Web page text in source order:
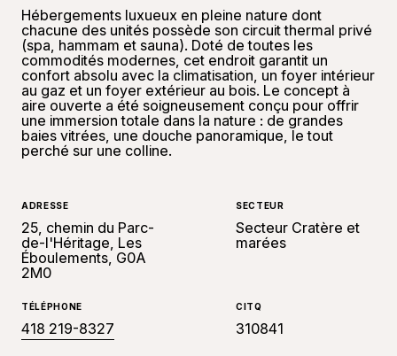
Hébergements luxueux en pleine nature dont
chacune des unités possède son circuit thermal privé
(spa, hammam et sauna). Doté de toutes les
commodités modernes, cet endroit garantit un
confort absolu avec la climatisation, un foyer intérieur
au gaz et un foyer extérieur au bois. Le concept à
aire ouverte a été soigneusement conçu pour offrir
une immersion totale dans la nature : de grandes
baies vitrées, une douche panoramique, le tout
perché sur une colline.
ADRESSE
25, chemin du Parc-
de-l'Héritage, Les
Éboulements, G0A
2M0
SECTEUR
Secteur Cratère et
marées
TÉLÉPHONE
418 219-8327
CITQ
310841